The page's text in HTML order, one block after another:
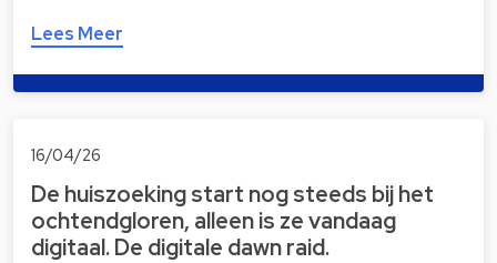
Lees Meer
16/04/26
De huiszoeking start nog steeds bij het
ochtendgloren, alleen is ze vandaag
digitaal. De digitale dawn raid.